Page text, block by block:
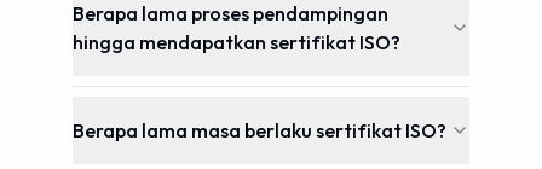
Berapa lama proses pendampingan
hingga mendapatkan sertifikat ISO?
Berapa lama masa berlaku sertifikat ISO?